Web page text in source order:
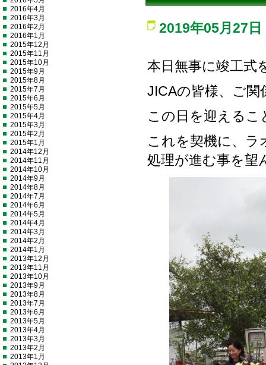
2019年05月27日
本日無事に竣工式
JICAの皆様、ご
この日を迎える
これを契機に、ラ
処理が進む事を望
2016年4月
2016年3月
2016年2月
2016年1月
2015年12月
2015年11月
2015年10月
2015年9月
2015年8月
2015年7月
2015年6月
2015年5月
2015年4月
2015年3月
2015年2月
2015年1月
2014年12月
2014年11月
2014年10月
2014年9月
2014年8月
2014年7月
2014年6月
2014年5月
2014年4月
2014年3月
2014年2月
2014年1月
2013年12月
2013年11月
2013年10月
2013年9月
2013年8月
2013年7月
2013年6月
2013年5月
2013年4月
2013年3月
2013年2月
2013年1月